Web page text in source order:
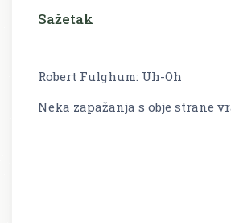
Sažetak
Robert Fulghum: Uh-Oh
Neka zapažanja s obje strane